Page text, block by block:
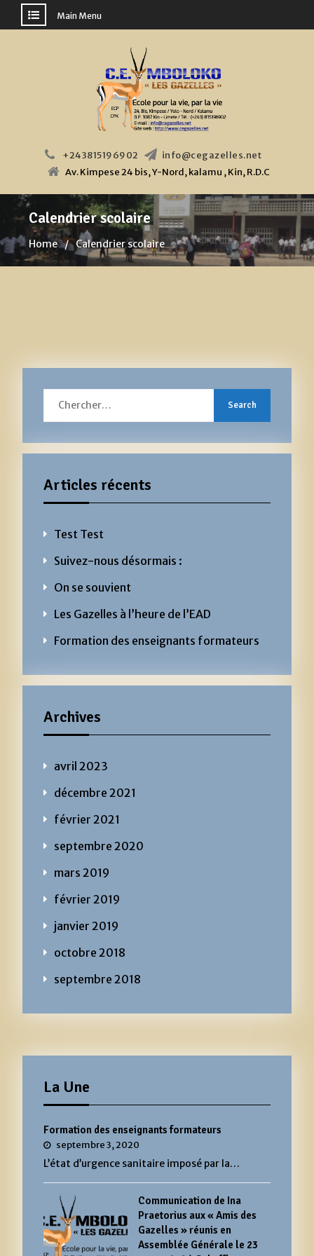
Main Menu
+243815196902
info@cegazelles.net
Av. Kimpese 24 bis, Y-Nord, kalamu , Kin, R.D.C
Calendrier scolaire
Home Calendrier scolaire
Articles récents
Test Test
Suivez-nous désormais :
On se souvient
Les Gazelles à l’heure de l’EAD
Formation des enseignants formateurs
Archives
avril 2023
décembre 2021
février 2021
septembre 2020
mars 2019
février 2019
janvier 2019
octobre 2018
septembre 2018
La Une
Formation des enseignants formateurs
septembre 3, 2020
L’état d’urgence sanitaire imposé par la…
Communication de Ina
Praetorius aux « Amis des
Gazelles » réunis en
Assemblée Générale le 23